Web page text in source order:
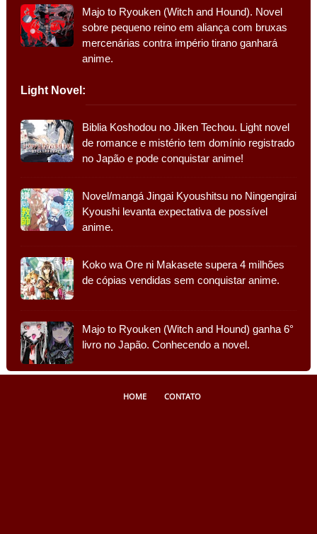
Majo to Ryouken (Witch and Hound). Novel
sobre pequeno reino em aliança com bruxas
mercenárias contra império tirano ganhará
anime.
Light Novel:
Biblia Koshodou no Jiken Techou. Light novel
de romance e mistério tem domínio registrado
no Japão e pode conquistar anime!
Novel/mangá Jingai Kyoushitsu no Ningengirai
Kyoushi levanta expectativa de possível
anime.
Koko wa Ore ni Makasete supera 4 milhões
de cópias vendidas sem conquistar anime.
Majo to Ryouken (Witch and Hound) ganha 6°
livro no Japão. Conhecendo a novel.
HOME CONTATO